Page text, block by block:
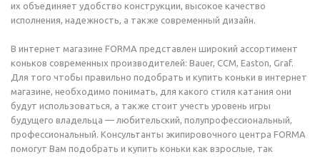
их объединяет удобство конструкции, высокое качество
исполнения, надежность, а также современный дизайн.
В интернет магазине FORMA представлен широкий ассортимент
коньков современных производителей: Bauer, CCM, Easton, Graf.
Для того чтобы правильно подобрать и купить коньки в интернет
магазине, необходимо понимать, для какого стиля катания они
будут использоваться, а также стоит учесть уровень игры
будущего владельца — любительский, полупрофессиональный,
профессиональный. Консультанты экипировочного центра FORMA
помогут Вам подобрать и купить коньки как взрослые, так